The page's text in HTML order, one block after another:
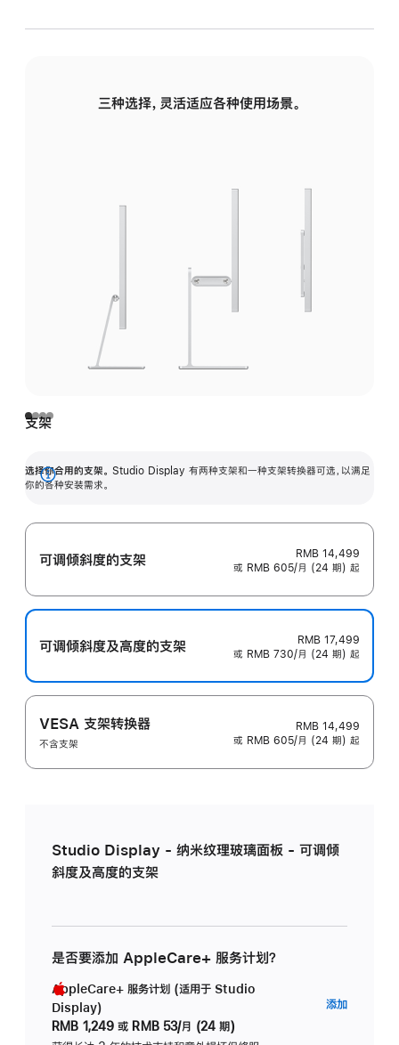
三种选择，灵活适应各种使用场景。
支架
选择你合用的支架。 Studio Display 有两种支架和一种支架转换器可选，以满足
你的各种安装需求。
展
可调倾斜度的支架
RMB 14,499
或 RMB 605/月 (24 期) 起
可调倾斜度及高‍度的支‍架
RMB 17,499
或 RMB 730/月 (24 期) 起
VESA 支架转换器
不含支架
RMB 14,499
或 RMB 605/月 (24 期) 起
Studio Display - 纳米纹理玻璃面板 - 可调倾
斜度及高度的支架
是否要添加 AppleCare+ 服务计划？
AppleCare+ 服务计划 (适用于 Studio
Display)
RMB 1,249 或 RMB 53/月 (24 期)
添加